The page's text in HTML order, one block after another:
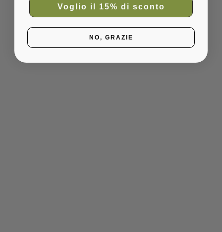
Voglio il 15% di sconto
NO, GRAZIE